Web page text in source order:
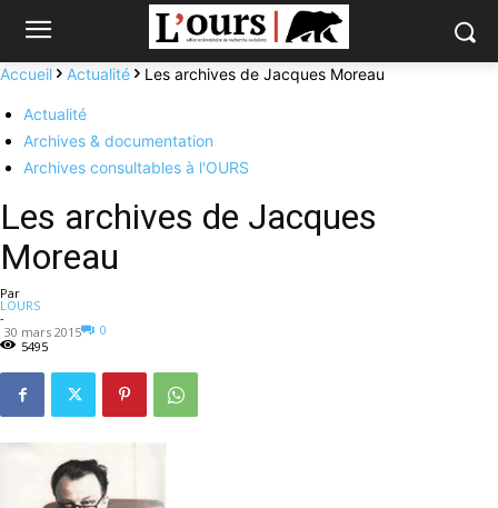
Accueil Actualité Les archives de Jacques Moreau
Actualité
Archives & documentation
Archives consultables à l'OURS
Les archives de Jacques
Moreau
Par
LOURS
-
30 mars 2015
0
5495